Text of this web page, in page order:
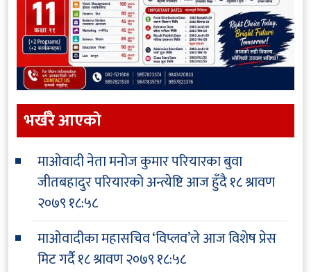
भर्खरै आएकाे
माओवादी नेता मनोज कुमार परियारका बुवा
जीतबहादुर परियारको अन्त्येष्टि आज हुँदै१८ श्रावण
२०७९ १८:५८
माओवादीका महासचिव ‘विप्लव’ले आज विशेष प्रेस
मिट गर्दै१८ श्रावण २०७९ १८:५८